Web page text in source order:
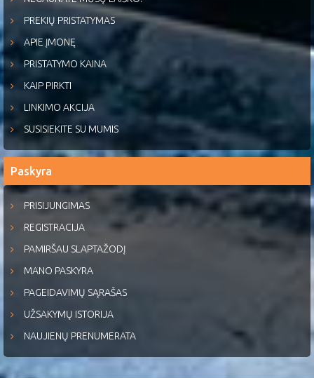
PREKIŲ PRISTATYMAS
APIE ĮMONĘ
PRISTATYMO KAINA
KAIP PIRKTI
LINKIMO AKCIJA
SUSISIEKITE SU MUMIS
Paskyra
PRISIJUNGIMAS
REGISTRACIJA
PAMIRŠAU SLAPTAŽODĮ
MANO PASKYRA
PAGEIDAVIMŲ SĄRAŠAS
UŽSAKYMŲ ISTORIJA
NAUJIENŲ PRENUMERATA